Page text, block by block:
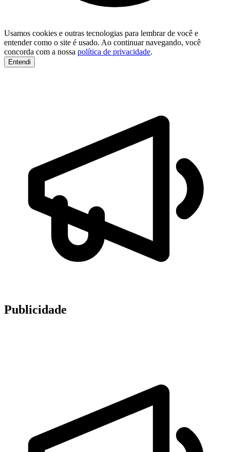
Usamos cookies e outras tecnologias para lembrar de você e
entender como o site é usado. Ao continuar navegando, você
concorda com a nossa política de privacidade.
Entendi
Publicidade